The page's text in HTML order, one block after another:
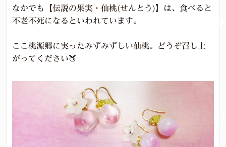
なかでも【伝説の果実・仙桃(せんとう)】は、食べると
不老不死になるといわれています。
ここ桃源郷に実ったみずみずしい仙桃。どうぞ召し上
がってください🍑